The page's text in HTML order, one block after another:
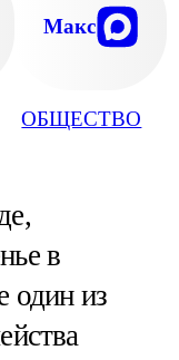
ОБЩЕСТВО
Макс
в
один из